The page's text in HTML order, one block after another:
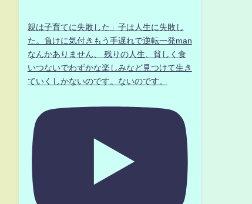
親は子育てに失敗した」子は人生に失敗し
た。負けに気付きもう手遅れで逆転一発man
なんかありません、 残りの人生、貧しく食
いつないでわずかな楽しみなど見つけて生き
ていくしかないのです。ないのです。